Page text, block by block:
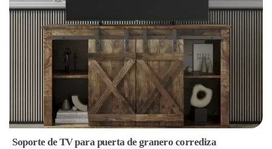
Soporte de TV para puerta de granero corrediza